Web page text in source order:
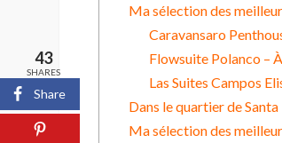
Ma sélection des
Caravansaro
Flowsuite Polanco –
Las Suites Campos
Dans le quartier de Santa
Ma sélection des
43
SHARES
Share